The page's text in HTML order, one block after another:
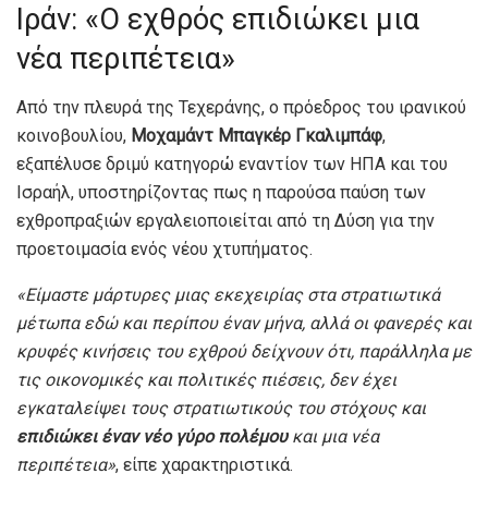
Ιράν: «Ο εχθρός επιδιώκει μια
νέα περιπέτεια»
Από την πλευρά της Τεχεράνης, ο πρόεδρος του ιρανικού
κοινοβουλίου, Μοχαμάντ Μπαγκέρ Γκαλιμπάφ,
εξαπέλυσε δριμύ κατηγορώ εναντίον των ΗΠΑ και του
Ισραήλ, υποστηρίζοντας πως η παρούσα παύση των
εχθροπραξιών εργαλειοποιείται από τη Δύση για την
προετοιμασία ενός νέου χτυπήματος.
«Είμαστε μάρτυρες μιας εκεχειρίας στα στρατιωτικά
μέτωπα εδώ και περίπου έναν μήνα, αλλά οι φανερές και
κρυφές κινήσεις του εχθρού δείχνουν ότι, παράλληλα με
τις οικονομικές και πολιτικές πιέσεις, δεν έχει
εγκαταλείψει τους στρατιωτικούς του στόχους και
επιδιώκει έναν νέο γύρο πολέμουκαι μια νέα
περιπέτεια», είπε χαρακτηριστικά.